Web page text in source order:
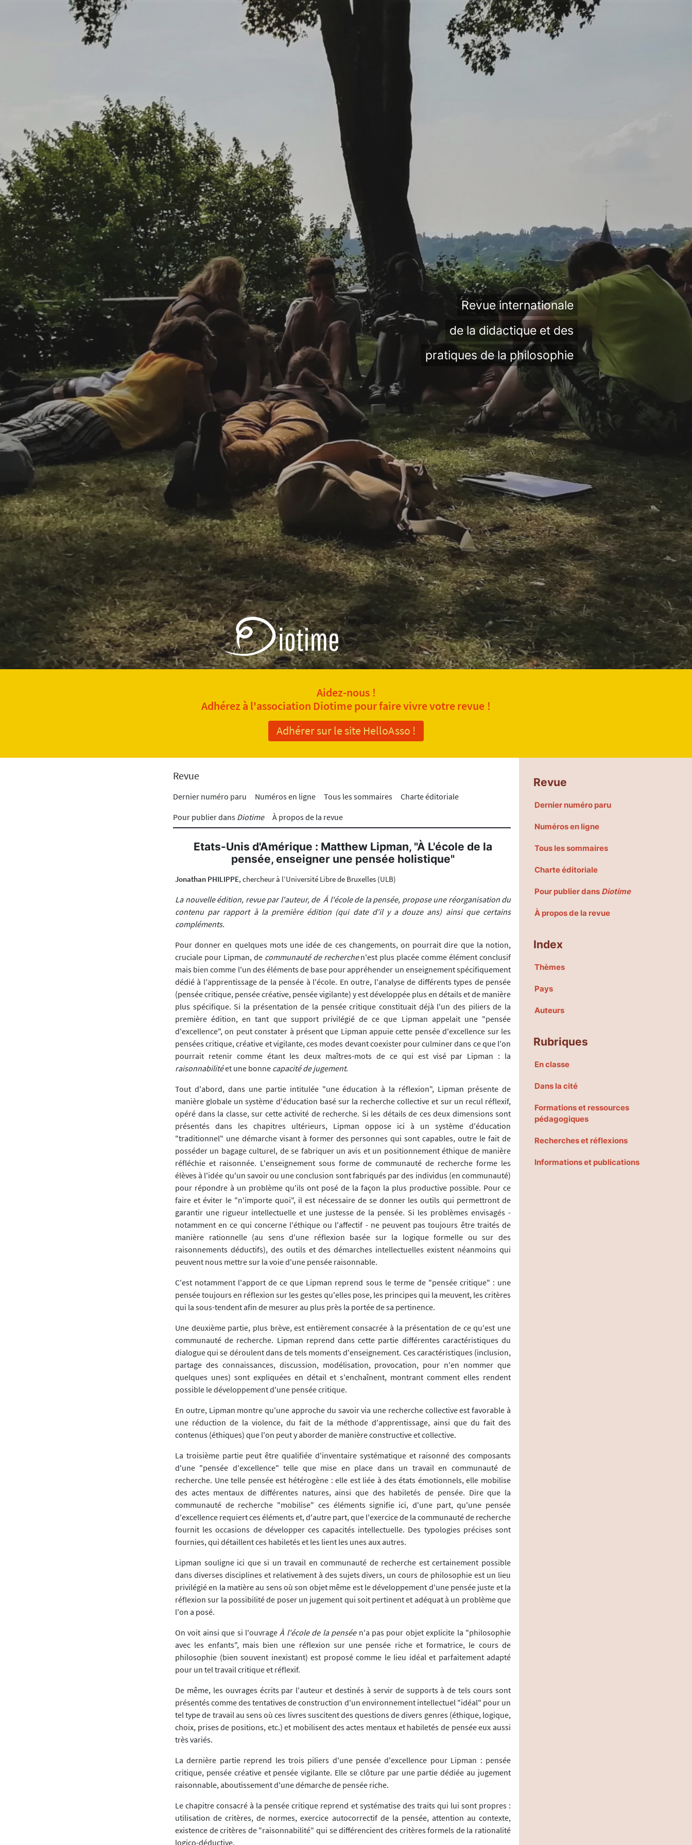
Revue internationale
de la didactique et des
pratiques de la philosophie
Aidez-nous !
Adhérez à l'association Diotime pour faire vivre votre revue !
Adhérer sur le site HelloAsso !
Revue
Dernier numéro paru Numéros en ligne Tous les sommaires
Charte éditoriale
Pour publier dans Diotime À propos de la revue
Etats-Unis d'Amérique : Matthew Lipman, "À L'école de la
pensée, enseigner une pensée holistique"
Jonathan PHILIPPE, chercheur à l’Université Libre de Bruxelles (ULB)
La nouvelle édition, revue par l'auteur, de Á l'école de la pensée, propose une réorganisation du
contenu par rapport à la première édition (qui date d'il y a douze ans) ainsi que certains
compléments.
Pour donner en quelques mots une idée de ces changements, on pourrait dire que la notion,
cruciale pour Lipman, de communauté de recherchen'est plus placée comme élément conclusif
mais bien comme l'un des éléments de base pour appréhender un enseignement spécifiquement
dédié à l'apprentissage de la pensée à l'école. En outre, l'analyse de différents types de pensée
(pensée critique, pensée créative, pensée vigilante) y est développée plus en détails et de manière
plus spécifique. Si la présentation de la pensée critique constituait déjà l'un des piliers de la
première édition, en tant que support privilégié de ce que Lipman appelait une "pensée
d'excellence", on peut constater à présent que Lipman appuie cette pensée d'excellence sur les
pensées critique, créative et vigilante, ces modes devant coexister pour culminer dans ce que l'on
pourrait retenir comme étant les deux maîtres-mots de ce qui est visé par Lipman : la
raisonnabilitéet une bonne capacité de jugement.
Tout d'abord, dans une partie intitulée "une éducation à la réflexion", Lipman présente de
manière globale un système d'éducation basé sur la recherche collective et sur un recul réflexif,
opéré dans la classe, sur cette activité de recherche. Si les détails de ces deux dimensions sont
présentés dans les chapitres ultérieurs, Lipman oppose ici à un système d'éducation
"traditionnel" une démarche visant à former des personnes qui sont capables, outre le fait de
posséder un bagage culturel, de se fabriquer un avis et un positionnement éthique de manière
réfléchie et raisonnée. L'enseignement sous forme de communauté de recherche forme les
élèves à l'idée qu'un savoir ou une conclusion sont fabriqués par des individus (en communauté)
pour répondre à un problème qu'ils ont posé de la façon la plus productive possible. Pour ce
faire et éviter le "n'importe quoi", il est nécessaire de se donner les outils qui permettront de
garantir une rigueur intellectuelle et une justesse de la pensée. Si les problèmes envisagés -
notamment en ce qui concerne l'éthique ou l'affectif - ne peuvent pas toujours être traités de
manière rationnelle (au sens d'une réflexion basée sur la logique formelle ou sur des
raisonnements déductifs), des outils et des démarches intellectuelles existent néanmoins qui
peuvent nous mettre sur la voie d'une pensée raisonnable.
C'est notamment l'apport de ce que Lipman reprend sous le terme de "pensée critique" : une
pensée toujours en réflexion sur les gestes qu'elles pose, les principes qui la meuvent, les critères
qui la sous-tendent afin de mesurer au plus près la portée de sa pertinence.
Une deuxième partie, plus brève, est entièrement consacrée à la présentation de ce qu'est une
communauté de recherche. Lipman reprend dans cette partie différentes caractéristiques du
dialogue qui se déroulent dans de tels moments d'enseignement. Ces caractéristiques (inclusion,
partage des connaissances, discussion, modélisation, provocation, pour n'en nommer que
quelques unes) sont expliquées en détail et s'enchaînent, montrant comment elles rendent
possible le développement d'une pensée critique.
En outre, Lipman montre qu'une approche du savoir via une recherche collective est favorable à
une réduction de la violence, du fait de la méthode d'apprentissage, ainsi que du fait des
contenus (éthiques) que l'on peut y aborder de manière constructive et collective.
La troisième partie peut être qualifiée d'inventaire systématique et raisonné des composants
d'une "pensée d'excellence" telle que mise en place dans un travail en communauté de
recherche. Une telle pensée est hétérogène : elle est liée à des états émotionnels, elle mobilise
des actes mentaux de différentes natures, ainsi que des habiletés de pensée. Dire que la
communauté de recherche "mobilise" ces éléments signifie ici, d'une part, qu'une pensée
d'excellence requiert ces éléments et, d'autre part, que l'exercice de la communauté de recherche
fournit les occasions de développer ces capacités intellectuelle. Des typologies précises sont
fournies, qui détaillent ces habiletés et les lient les unes aux autres.
Lipman souligne ici que si un travail en communauté de recherche est certainement possible
dans diverses disciplines et relativement à des sujets divers, un cours de philosophie est un lieu
privilégié en la matière au sens où son objet même est le développement d'une pensée juste et la
réflexion sur la possibilité de poser un jugement qui soit pertinent et adéquat à un problème que
l'on a posé.
On voit ainsi que si l'ouvrageÀ l'école de la pensée n'a pas pour objet explicite la "philosophie
avec les enfants", mais bien une réflexion sur une pensée riche et formatrice, le cours de
philosophie (bien souvent inexistant) est proposé comme le lieu idéal et parfaitement adapté
pour un tel travail critique et réflexif.
De même, les ouvrages écrits par l'auteur et destinés à servir de supports à de tels cours sont
présentés comme des tentatives de construction d'un environnement intellectuel "idéal" pour un
tel type de travail au sens où ces livres suscitent des questions de divers genres (éthique, logique,
choix, prises de positions, etc.) et mobilisent des actes mentaux et habiletés de pensée eux aussi
très variés.
La dernière partie reprend les trois piliers d'une pensée d'excellence pour Lipman : pensée
critique, pensée créative et pensée vigilante. Elle se clôture par une partie dédiée au jugement
raisonnable, aboutissement d'une démarche de pensée riche.
Le chapitre consacré à la pensée critique reprend et systématise des traits qui lui sont propres :
utilisation de critères, de normes, exercice autocorrectif de la pensée, attention au contexte,
existence de critères de "raisonnabilité" qui se différencient des critères formels de la rationalité
logico-déductive.
Revue
Dernier numéro paru
Numéros en ligne
Tous les sommaires
Charte éditoriale
Pour publier dans Diotime
À propos de la revue
Index
Thèmes
Pays
Auteurs
Rubriques
En classe
Dans la cité
Formations et ressources
pédagogiques
Recherches et réflexions
Informations et publications